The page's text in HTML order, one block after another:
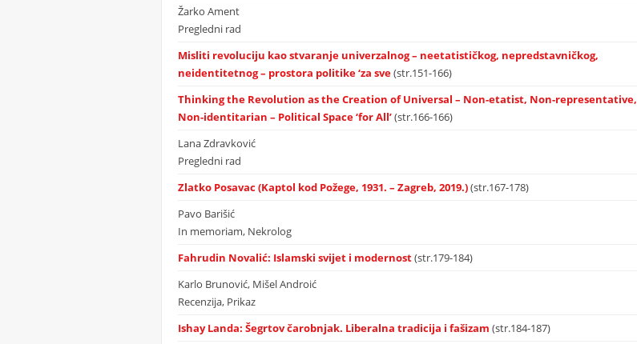
Žarko Ament
Pregledni rad
Misliti revoluciju kao stvaranje univerzalnog – neetatističkog, nepredstavničkog,
neidentitetnog – prostora politike ‘za sve(str.151-166)
Thinking the Revolution as the Creation of Universal – Non-etatist, Non-representative,
Non-identitarian – Political Space ‘for All’(str.166-166)
Lana Zdravković
Pregledni rad
Zlatko Posavac (Kaptol kod Požege, 1931. – Zagreb, 2019.)(str.167-178)
Pavo Barišić
In memoriam, Nekrolog
Fahrudin Novalić: Islamski svijet i modernost(str.179-184)
Karlo Brunović, Mišel Androić
Recenzija, Prikaz
Ishay Landa: Šegrtov čarobnjak. Liberalna tradicija i fašizam (str.184-187)